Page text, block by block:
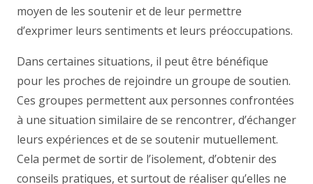
moyen de les soutenir et de leur permettre
d’exprimer leurs sentiments et leurs préoccupations.
Dans certaines situations, il peut être bénéfique
pour les proches de rejoindre un groupe de soutien.
Ces groupes permettent aux personnes confrontées
à une situation similaire de se rencontrer, d’échanger
leurs expériences et de se soutenir mutuellement.
Cela permet de sortir de l’isolement, d’obtenir des
conseils pratiques, et surtout de réaliser qu’elles ne